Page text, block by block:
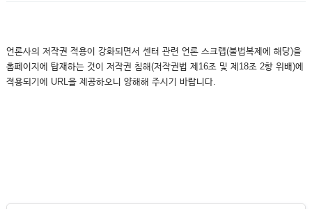
언론사의 저작권 적용이 강화되면서 센터 관련 언론 스크랩(불법복제에 해당)을
홈페이지에 탑재하는 것이 저작권 침해(저작권법 제16조 및 제18조 2항 위배)에
적용되기에 URL을 제공하오니 양해해 주시기 바랍니다.